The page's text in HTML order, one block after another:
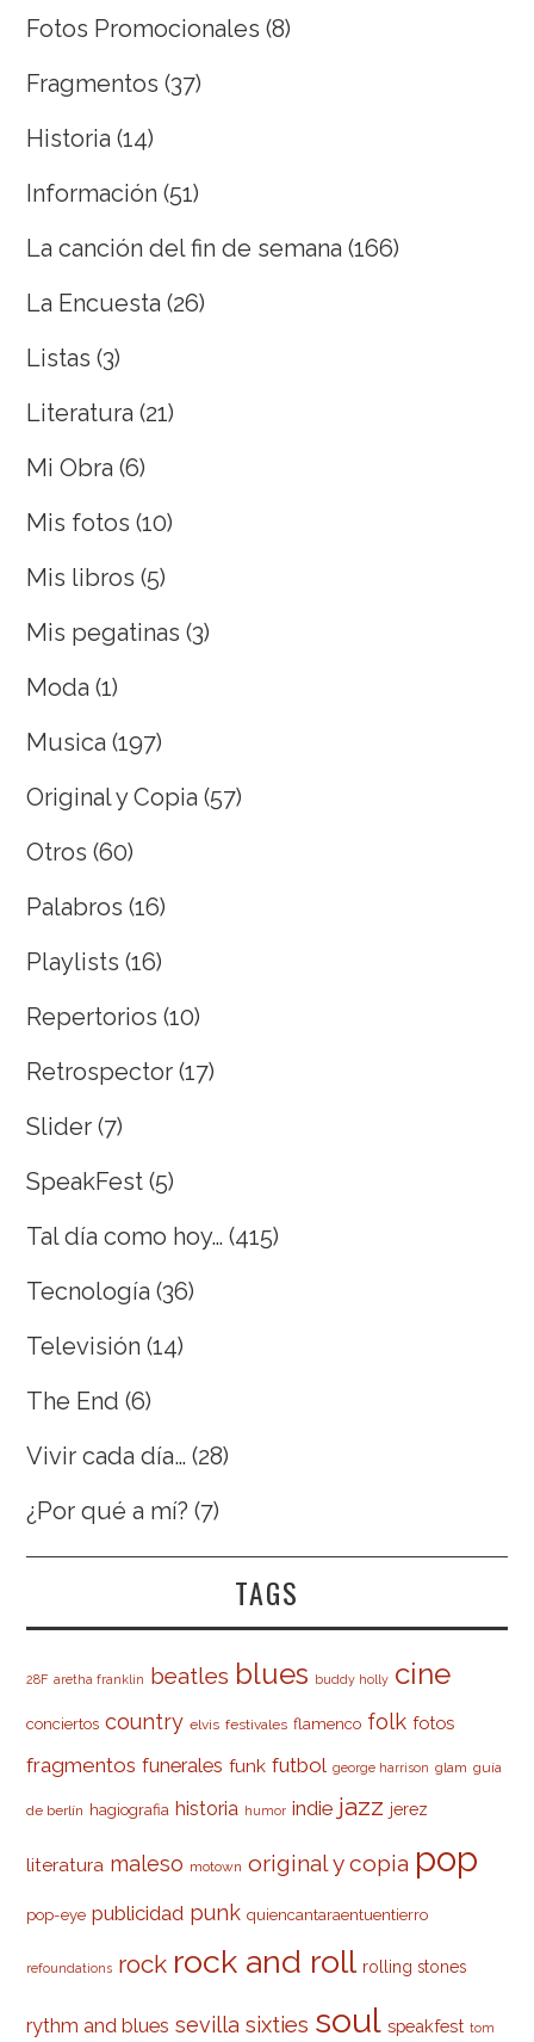
Fotos Promocionales (8)
Fragmentos (37)
Historia (14)
Información (51)
La canción del fin de semana (166)
La Encuesta (26)
Listas (3)
Literatura (21)
Mi Obra (6)
Mis fotos (10)
Mis libros (5)
Mis pegatinas (3)
Moda (1)
Musica (197)
Original y Copia (57)
Otros (60)
Palabros (16)
Playlists (16)
Repertorios (10)
Retrospector (17)
Slider (7)
SpeakFest (5)
Tal día como hoy… (415)
Tecnología (36)
Televisión (14)
The End (6)
Vivir cada día… (28)
¿Por qué a mí? (7)
TAGS
28F aretha franklin beatles blues buddy holly cine
conciertos country elvis festivales flamenco folk fotos
fragmentos funerales funk futbol george harrison glam guía
de berlín hagiografia historia humor indie jazz jerez
literatura maleso motown original y copia pop
pop-eye publicidad punk quiencantaraentuentierro
refoundations rock rock and roll rolling stones
rythm and blues sevilla sixties soul speakfest tom